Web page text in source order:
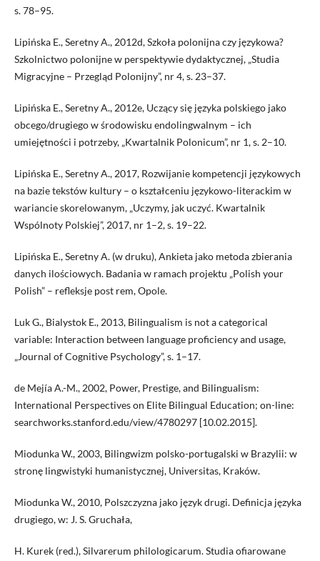
s. 78–95.
Lipińska E., Seretny A., 2012d, Szkoła polonijna czy językowa?
Szkolnictwo polonijne w perspektywie dydaktycznej, „Studia
Migracyjne – Przegląd Polonijny”, nr 4, s. 23–37.
Lipińska E., Seretny A., 2012e, Uczący się języka polskiego jako
obcego/drugiego w środowisku endolingwalnym – ich
umiejętności i potrzeby, „Kwartalnik Polonicum”, nr 1, s. 2–10.
Lipińska E., Seretny A., 2017, Rozwijanie kompetencji językowych
na bazie tekstów kultury – o kształceniu językowo-literackim w
wariancie skorelowanym, „Uczymy, jak uczyć. Kwartalnik
Wspólnoty Polskiej”, 2017, nr 1–2, s. 19–22.
Lipińska E., Seretny A. (w druku), Ankieta jako metoda zbierania
danych ilościowych. Badania w ramach projektu „Polish your
Polish” – refleksje post rem, Opole.
Luk G., Bialystok E., 2013, Bilingualism is not a categorical
variable: Interaction between language proficiency and usage,
„Journal of Cognitive Psychology”, s. 1–17.
de Mejía A.-M., 2002, Power, Prestige, and Bilingualism:
International Perspectives on Elite Bilingual Education; on-line:
searchworks.stanford.edu/view/4780297 [10.02.2015].
Miodunka W., 2003, Bilingwizm polsko-portugalski w Brazylii: w
stronę lingwistyki humanistycznej, Universitas, Kraków.
Miodunka W., 2010, Polszczyzna jako język drugi. Definicja języka
drugiego, w: J. S. Gruchała,
H. Kurek (red.), Silvarerum philologicarum. Studia ofiarowane